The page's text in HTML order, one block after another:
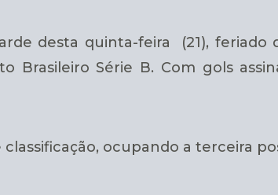
desta quinta-feira (21), feriado
Brasileiro Série B. Com gols
ocupando a terceira